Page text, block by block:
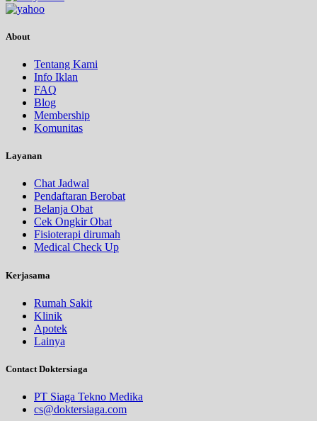
About
Tentang Kami
Info Iklan
FAQ
Blog
Membership
Komunitas
Layanan
Chat Jadwal
Pendaftaran Berobat
Belanja Obat
Cek Ongkir Obat
Fisioterapi dirumah
Medical Check Up
Kerjasama
Rumah Sakit
Klinik
Apotek
Lainya
Contact Doktersiaga
PT Siaga Tekno Medika
cs@doktersiaga.com